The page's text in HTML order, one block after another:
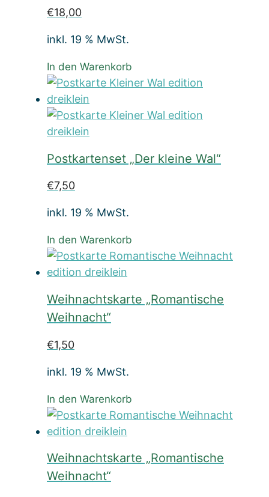
€18,00
inkl. 19 % MwSt.
In den Warenkorb
Postkartenset „Der kleine Wal“
€7,50
inkl. 19 % MwSt.
In den Warenkorb
Weihnachtskarte „Romantische
Weihnacht“
€1,50
inkl. 19 % MwSt.
In den Warenkorb
Weihnachtskarte „Romantische
Weihnacht“